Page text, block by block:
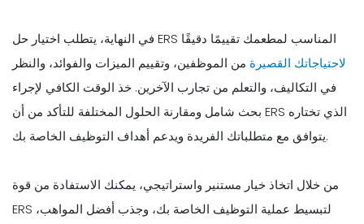
في النهاية، يتطلب اختيار حل ERS المناسب لمطعمك تقييمًا دقيقًا
لاحتياجاتك القصيرة من الموظفين، وتقييم الميزات والفوائد، والنظر
في التكاليف، والتعلم من تجارب الآخرين. خذ الوقت الكافي لإجراء
بحث شامل ومقارنة الحلول المختلفة للتأكد من أن ERS الذي تختاره
يتوافق مع متطلباتك الفريدة ويدعم أهداف التوظيف الخاصة بك.
من خلال اتخاذ خيار مستنير واستراتيجي، يمكنك الاستفادة من قوة
ERS لتبسيط عملية التوظيف الخاصة بك، وجذب أفضل المواهب،